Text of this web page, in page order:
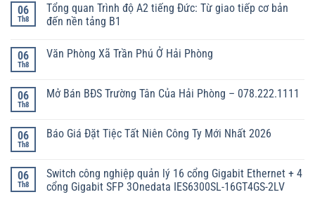
06
Th8
Tổng quan Trình độ A2 tiếng Đức: Từ giao tiếp cơ bản
đến nền tảng B1
06
Th8
Văn Phòng Xã Trần Phú Ở Hải Phòng
06
Th8
Mở Bán BĐS Trường Tân Của Hải Phòng – 078.222.1111
06
Th8
Báo Giá Đặt Tiệc Tất Niên Công Ty Mới Nhất 2026
06
Th8
Switch công nghiệp quản lý 16 cổng Gigabit Ethernet + 4
cổng Gigabit SFP 3Onedata IES6300SL-16GT4GS-2LV